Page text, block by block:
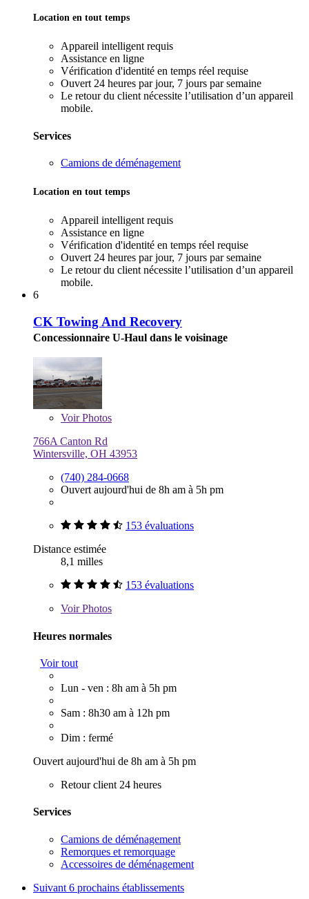
Location en tout temps
Appareil intelligent requis
Assistance en ligne
Vérification d'identité en temps réel requise
Ouvert 24 heures par jour, 7 jours par semaine
Le retour du client nécessite l’utilisation d’un appareil
mobile.
Services
Camions de déménagement
Location en tout temps
Appareil intelligent requis
Assistance en ligne
Vérification d'identité en temps réel requise
Ouvert 24 heures par jour, 7 jours par semaine
Le retour du client nécessite l’utilisation d’un appareil
mobile.
6
CK Towing And Recovery
Concessionnaire U-Haul dans le voisinage
VoirPhotos
766A Canton Rd
Wintersville, OH 43953
(740) 284-0668
Ouvert aujourd'hui de 8h am à 5h pm
153 évaluations
Distance estimée
8,1 milles
153 évaluations
VoirPhotos
Heures normales
Voir tout
Lun - ven : 8h am à 5h pm
Sam : 8h30 am à 12h pm
Dim : fermé
Ouvert aujourd'hui de 8h am à 5h pm
Retour client 24 heures
Services
Camions de déménagement
Remorques et remorquage
Accessoires de déménagement
Suivant 6 prochains établissements